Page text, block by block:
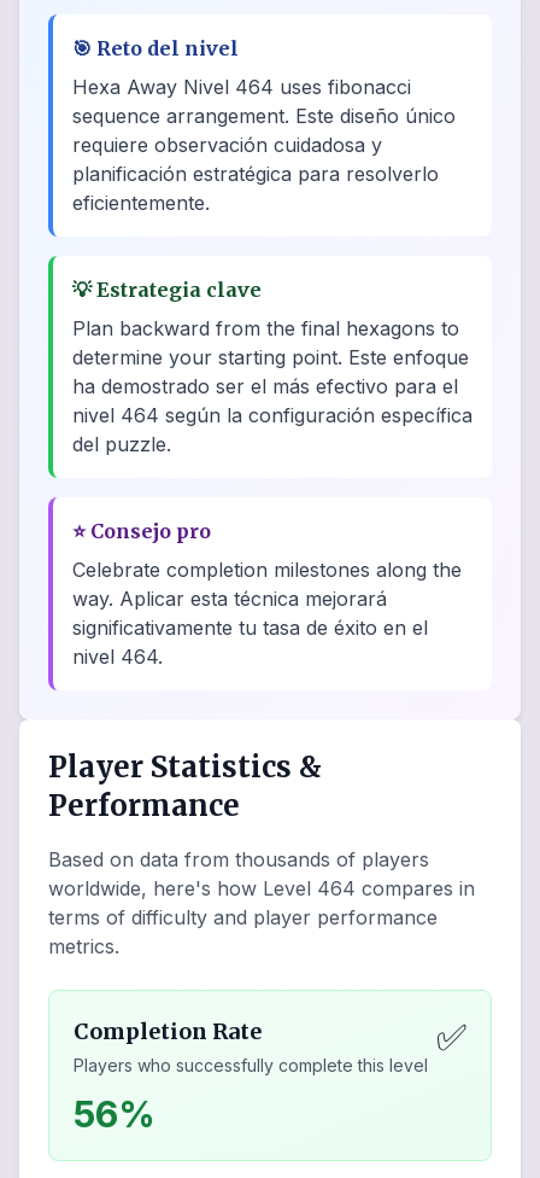
🎯 Reto del nivel
Hexa Away Nivel 464 uses fibonacci
sequence arrangement. Este diseño único
requiere observación cuidadosa y
planificación estratégica para resolverlo
eficientemente.
💡Estrategia clave
Plan backward from the final hexagons to
determine your starting point. Este enfoque
ha demostrado ser el más efectivo para el
nivel 464 según la configuración específica
del puzzle.
⭐ Consejo pro
Celebrate completion milestones along the
way. Aplicar esta técnica mejorará
significativamente tu tasa de éxito en el
nivel 464.
Player Statistics &
Performance
Based on data from thousands of players
worldwide, here's how Level 464 compares in
terms of difficulty and player performance
metrics.
Completion Rate
Players who successfully complete this level
✅
56%